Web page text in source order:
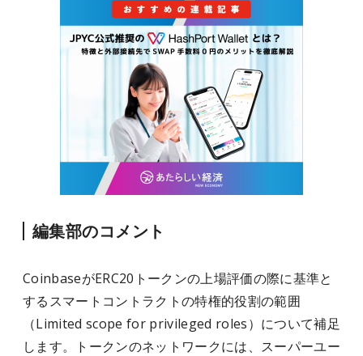
編集部のコメント
CoinbaseがERC20トークンの上場評価の際に基準と
するスマートコントラクトの特権的役割の範囲
（Limited scope for privileged roles）について補足
します。トークンのネットワークには、スーパーユー